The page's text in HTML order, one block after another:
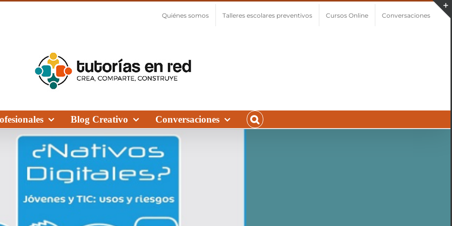
Quiénes somos Talleres escolares preventivos Cursos Online Conversaciones
Blog Creativo Conversaciones